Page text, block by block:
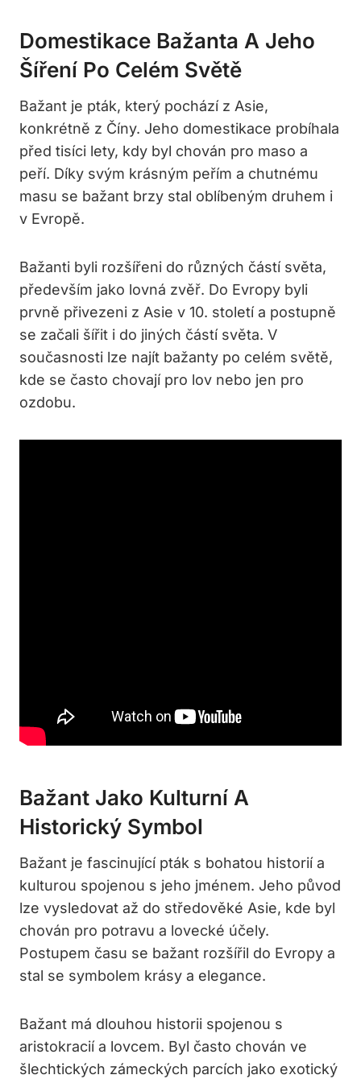
Domestikace Bažanta A Jeho
Šíření Po Celém Světě
Bažant je pták, který pochází z Asie,
konkrétně z Číny. Jeho domestikace probíhala
před tisíci lety, kdy byl chován pro maso a
peří. Díky svým krásným peřím a chutnému
masu se bažant brzy stal oblíbeným druhem i
v Evropě.
Bažanti byli rozšířeni do různých částí světa,
především jako lovná zvěř. Do Evropy byli
prvně přivezeni z Asie v 10. století a postupně
se začali šířit i do jiných částí světa. V
současnosti lze najít bažanty po celém světě,
kde se často chovají pro lov nebo jen pro
ozdobu.
Bažant Jako Kulturní A
Historický Symbol
Bažant je fascinující pták s bohatou historií a
kulturou spojenou s jeho jménem. Jeho původ
lze vysledovat až do středověké Asie, kde byl
chován pro potravu a lovecké účely.
Postupem času se bažant rozšířil do Evropy a
stal se symbolem krásy a elegance.
Bažant má dlouhou historii spojenou s
aristokracií a lovcem. Byl často chován ve
šlechtických zámeckých parcích jako exotický